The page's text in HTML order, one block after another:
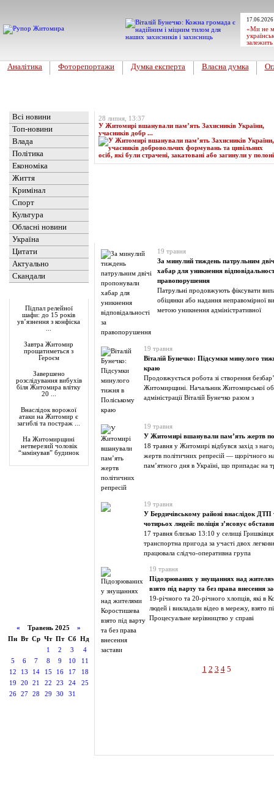
«Ми не
Аналітика Фоторепортажи Думка експерта Власна думка
Всі новини
Топ-новини
Влада
Політика
Економіка
Життя
Кримінал
Спорт
Культура
Обласні новини
Україна
Цитати
Актуально
Скандали
Підпал релейної
шафи: до 15 років
ув’язнення з конфіска
Завтра Житомир
прощатиметься з
Героєм
Завершено
розслідування вибухів
біля Житомира влітку
20 ...
Внаслідок ворожої
атаки на Житомир є
загиблі та постраж ...
На Житомирщині
нетверезий чоловік
“замінував” будинок
« Травень 2025 »
Пн Вт Ср Чт Пт Сб Нд
1
2 3
4
5
6 7 8 9 10
11
12
13 14 15 16 17
18
19
20 21 22 23 24
25
26
27 28 29 30 31
28 липня, 13:37
У Житомирі вшанували пам’ять Захисників України,
учасників добр ...
19 травня
За минулий тиждень патрульним
хабар для уникнення
правопорушення
Патрульні продовжують фіксувати
обіцянки або надання неправомірної
метою уникнення адміністративної
19 травня
Віталій Бунечко: Підсумки минулого
краю
Продовжується робота зі створення
Житомирщині. Начальник Житомирської
адміністрації Віталій Бунечко разом з
19 травня
У Житомирі вшанували пам’ять жертв
18 травня у Житомирі відбувся захід з
жертв політичних репресій — щорічного
пам’ятного дня в Україні, що припадає на
19 травня
У Бердичівському районі внаслідок ДТП
чотирьох людей: поліція з’ясовує
17 травня близько 13:10 у селищі
транспортна пригода за участі двох
працювала слідчо-оперативна група
19 травня
Підозрюваних у знущаннях над
взято під варту та без права внесення
19-річного та 20-річного хлопців, які в
людей і викладали відео в мережу, взято
Процесуальне керівництво у справі
1 2 3 4 5